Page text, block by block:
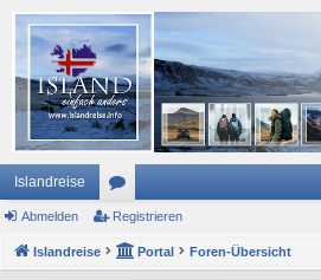
Islandreise
or
en
Abmelden Registrieren
Islandreise Portal Foren-Übersicht